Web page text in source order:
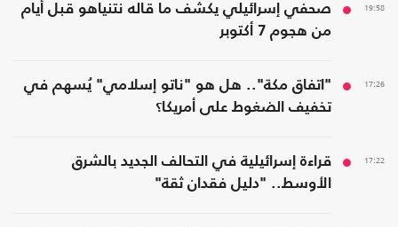
19:58
صحفي إسرائيلي يكشف ما قاله نتنياهو قبل أيام
من هجوم 7 أكتوبر
17:26
"اتفاق مكة".. هل هو "ناتو إسلامي" يُسهم في
تخفيف الضغوط على أمريكا؟
17:22
قراءة إسرائيلية في التحالف الجديد بالشرق
الأوسط.. "دليل فقدان ثقة"